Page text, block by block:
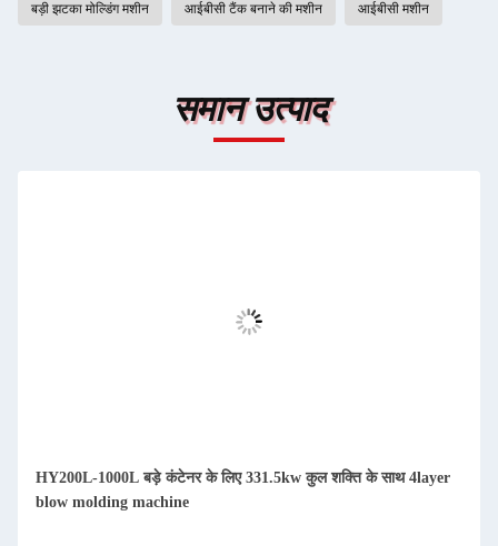
बड़ी झटका मोल्डिंग मशीन आईबीसी टैंक बनाने की मशीन आईबीसी मशीन
समान उत्पाद
HY200L-1000L बड़े कंटेनर के लिए 331.5kw कुल शक्ति के साथ 4layer
blow molding machine